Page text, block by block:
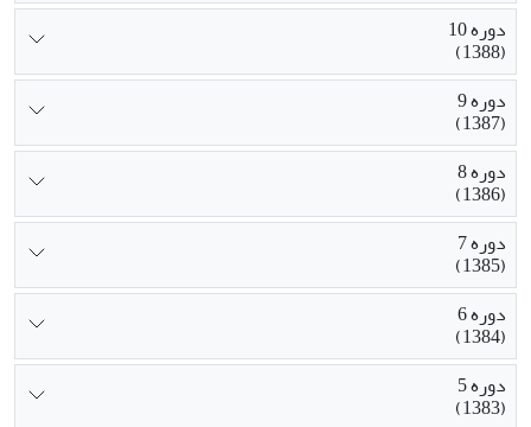
دوره 10
(1388)
دوره 9
(1387)
دوره 8
(1386)
دوره 7
(1385)
دوره 6
(1384)
دوره 5
(1383)